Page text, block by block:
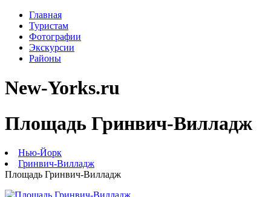
Главная
Туристам
Фотографии
Экскурсии
Районы
New-Yorks.ru
Площадь Гринвич-Вилладж
Нью-Йорк
Гринвич-Вилладж
Площадь Гринвич-Вилладж